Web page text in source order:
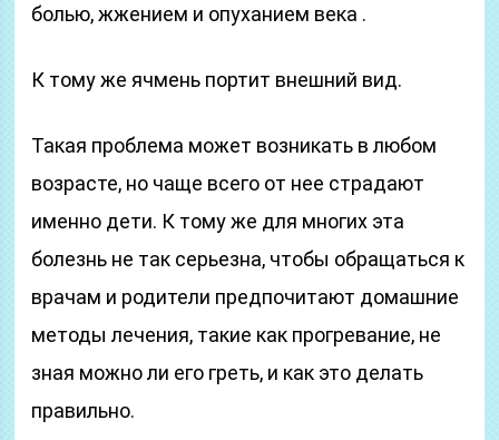
болью, жжением и опуханием века .
К тому же ячмень портит внешний вид.
Такая проблема может возникать в любом
возрасте, но чаще всего от нее страдают
именно дети. К тому же для многих эта
болезнь не так серьезна, чтобы обращаться к
врачам и родители предпочитают домашние
методы лечения, такие как прогревание, не
зная можно ли его греть, и как это делать
правильно.